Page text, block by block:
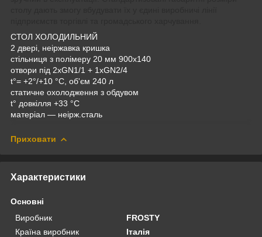
СТОЛ ХОЛОДИЛЬНИЙ
2 двері, неіржавка кришка
стільниця з полімеру 20 мм 900х140
отвори під 2хGN1/1 + 1хGN2/4
t°= +2°/+10 °C, об'єм 240 л
статичне охолодження з обдувом
t° довкілля +33 °C
матеріал — неірж.сталь
Приховати
Характеристики
Основні
Виробник
FROSTY
Країна виробник
Італія